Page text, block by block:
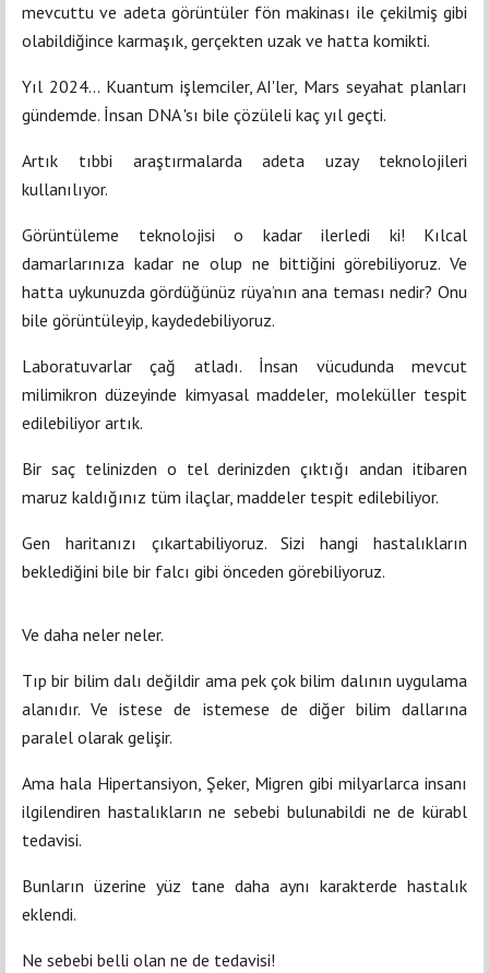
mevcuttu ve adeta görüntüler fön makinası ile çekilmiş gibi
olabildiğince karmaşık, gerçekten uzak ve hatta komikti.
Yıl 2024... Kuantum işlemciler, AI'ler, Mars seyahat planları
gündemde. İnsan DNA 'sı bile çözüleli kaç yıl geçti.
Artık tıbbi araştırmalarda adeta uzay teknolojileri
kullanılıyor.
Görüntüleme teknolojisi o kadar ilerledi ki! Kılcal
damarlarınıza kadar ne olup ne bittiğini görebiliyoruz. Ve
hatta uykunuzda gördüğünüz rüya’nın ana teması nedir? Onu
bile görüntüleyip, kaydedebiliyoruz.
Laboratuvarlar çağ atladı. İnsan vücudunda mevcut
milimikron düzeyinde kimyasal maddeler, moleküller tespit
edilebiliyor artık.
Bir saç telinizden o tel derinizden çıktığı andan itibaren
maruz kaldığınız tüm ilaçlar, maddeler tespit edilebiliyor.
Gen haritanızı çıkartabiliyoruz. Sizi hangi hastalıkların
beklediğini bile bir falcı gibi önceden görebiliyoruz.
Ve daha neler neler.
Tıp bir bilim dalı değildir ama pek çok bilim dalının uygulama
alanıdır. Ve istese de istemese de diğer bilim dallarına
paralel olarak gelişir.
Ama hala Hipertansiyon, Şeker, Migren gibi milyarlarca insanı
ilgilendiren hastalıkların ne sebebi bulunabildi ne de kürabl
tedavisi.
Bunların üzerine yüz tane daha aynı karakterde hastalık
eklendi.
Ne sebebi belli olan ne de tedavisi!